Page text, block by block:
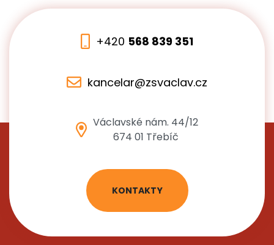
+420 568 839 351
kancelar@zsvaclav.cz
Václavské nám. 44/12
674 01 Třebíč
KONTAKTY